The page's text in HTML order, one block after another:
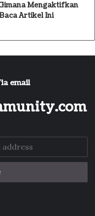
Mengaktifkan
Artikel Ini
email